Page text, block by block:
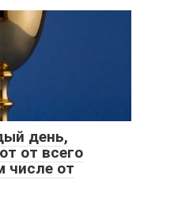
день,
от всего
числе от